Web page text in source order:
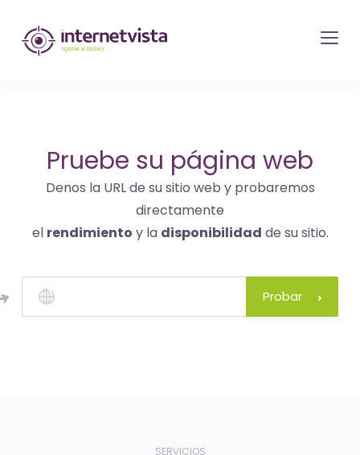
Monitorización
de
del
sitio
web
los
servicios
de
Pruebe su página web
Denos la URL de su sitio web y probaremos
directamente
el rendimiento y la disponibilidad de su sitio.
Probar
SERVICIOS